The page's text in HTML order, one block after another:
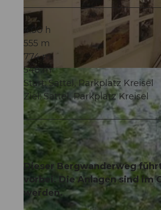
© Schwyzer Wanderwege
4:00 h
555 m
774 m
548 m
Start: Sattel, Parkplatz Kreisel
Ziel: Sattel, Parkplatz Kreisel
Dieser Bergwanderweg
vorbei. Die Anlagen sind im
werden.